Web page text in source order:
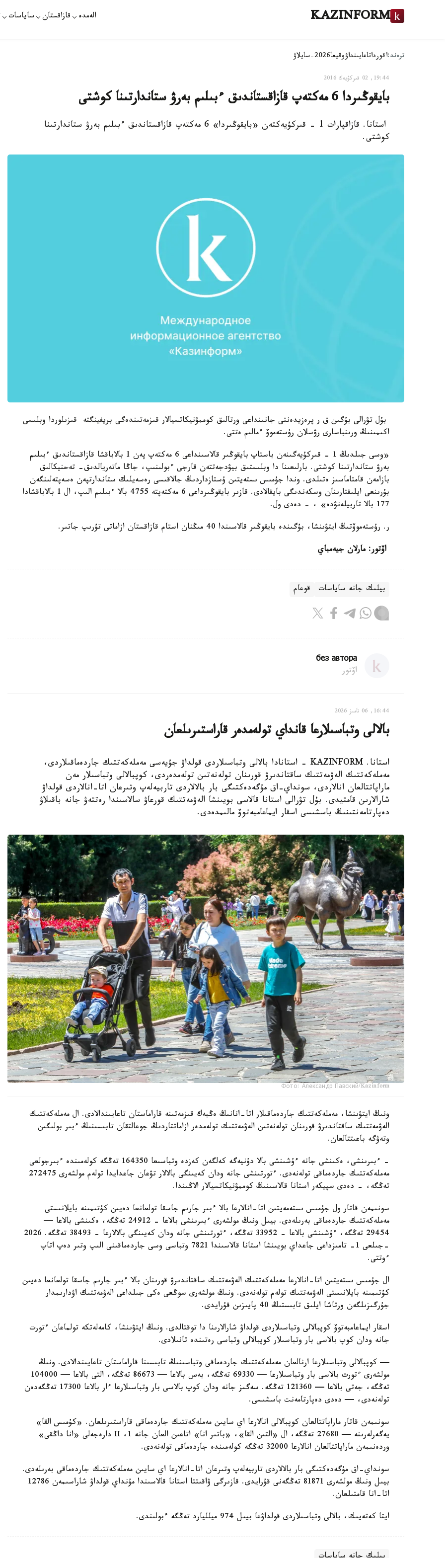
KAZINFORM الەمدە قازاقستان ساياسات
ترەند:اقورداتاعايىنداۋوقيعا2026-سايلاۋ
19:44, 02 قىركۇيەك 2016
بايقوڭىردا 6 مەكتەپ قازاقستاندىق ءبىلىم بەرۋ ستاندارتىنا كوشتى
استانا. قازاقپارات 1 - قىركۇيەكتەن «بايقوڭىردا» 6 مەكتەپ قازاقستاندىق ءبىلىم بەرۋ ستاندارتىنا
كوشتى.
بۇل تۋرالى بۇگىن ق ر پرەزيدەنتى جانىنداعى ورتالىق كوممۋنيكاتسيالار قىزمەتىندەگى بريفينگتە قىزىلوردا وبلىسى
اكىمىنىڭ ورىنباسارى رۋسلان رۇستەموۆ ءمالىم ەتتى.
«وسى جىلدىڭ 1 - قىركۇيەگىنەن باستاپ بايقوڭىر قالاسىنداعى 6 مەكتەپ پەن 1 بالاباقشا قازاقستاندىق ءبىلىم
بەرۋ ستاندارتىنا كوشتى. بارلىعىنا دا وبلىستىق بيۋدجەتتەن قارجى ءبولىنىپ، جاڭا ماتەريالدىق- تەحنيكالىق
بازامەن قامتاماسىز ەتىلدى. وندا جۇمىس ىستەيتىن ۇستازداردىڭ جالاقىسى رەسەيلىك ستاندارتپەن ەسەپتەلىنگەن
بۇرىنعى ايلىقتارىنان وسكەندىگى بايقالادى. قازىر بايقوڭىرداعى 6 مەكتەپتە 4755 بالا ءبىلىم الىپ، ال 1 بالاباقشادا
177 بالا تاربيلەنۋدە» ، - دەدى ول.
ر. رۇستەموۆتىڭ ايتۋىنشا، بۇگىندە بايقوڭىر قالاسىندا 40 مىڭنان استام قازاقستان ازاماتى تۇرىپ جاتىر.
اۆتور: مارلان جيەمباي
بيلىك جانە ساياسات قوعام
без автора
اۆتور
16:44, 06 تامىز 2026
بالالى وتباسىلارعا قانداي تولەمدەر قاراستىرىلعان
استانا. KAZINFORM - استانادا بالالى وتباسىلاردى قولداۋ جۇيەسى مەملەكەتتىك جاردەماقىلاردى،
مەملەكەتتىك الەۋمەتتىك ساقتاندىرۋ قورىنان تولەنەتىن تولەمدەردى، كوپبالالى وتباسىلار مەن
ماراپاتتالعان انالاردى، سونداي-اق مۇگەدەكتىگى بار بالالاردى تاربيەلەپ وتىرعان اتا-انالاردى قولداۋ
شارالارىن قامتيدى. بۇل تۋرالى استانا قالاسى بويىنشا الەۋمەتتىك قورعاۋ سالاسىندا رەتتەۋ جانە باقىلاۋ
دەپارتامەنتىنىڭ باسشىسى اسقار ايماعامبەتوۆ مالىمدەدى.
Фото: Александр Павский/Kazinform
ونىڭ ايتۋىنشا، مەملەكەتتىك جاردەماقىلار اتا-انانىڭ ەڭبەك قىزمەتىنە قاراماستان تاعايىندالادى. ال مەملەكەتتىك
الەۋمەتتىك ساقتاندىرۋ قورىنان تولەنەتىن الەۋمەتتىك تولەمدەر ازاماتتاردىڭ جوعالتقان تابىسىنىڭ ءبىر بولىگىن
وتەۋگە باعىتتالعان.
- ءبىرىنشى، ەكىنشى جانە ءۇشىنشى بالا دۇنيەگە كەلگەن كەزدە وتباسىعا 164350 تەڭگە كولەمىندە ءبىرجولعى
مەملەكەتتىك جاردەماقى تولەنەدى. ءتورتىنشى جانە ودان كەيىنگى بالالار تۋعان جاعدايدا تولەم مولشەرى 272475
تەڭگە، - دەدى سپيكەر استانا قالاسىنىڭ كوممۋنيكاتسيالار الاڭىندا.
سونىمەن قاتار ول جۇمىس ىستەمەيتىن اتا-انالارعا بالا ءبىر جارىم جاسقا تولعانعا دەيىن كۇتىمىنە بايلانىستى
مەملەكەتتىك جاردەماقى بەرىلەدى. بيىل ونىڭ مولشەرى ءبىرىنشى بالاعا - 24912 تەڭگە، ەكىنشى بالاعا —
29454 تەڭگە، ءۇشىنشى بالاعا - 33952 تەڭگە، ءتورتىنشى جانە ودان كەيىنگى بالالارعا - 38493 تەڭگە. 2026
-جىلعى 1- تامىزداعى جاعداي بويىنشا استانا قالاسىندا 7821 وتباسى وسى جاردەماقىنى الىپ وتىر دەپ اتاپ
ءوتتى.
ال جۇمىس ىستەيتىن اتا-انالارعا مەملەكەتتىك الەۋمەتتىك ساقتاندىرۋ قورىنان بالا ءبىر جارىم جاسقا تولعانعا دەيىن
كۇتىمىنە بايلانىستى الەۋمەتتىك تولەم تولەنەدى. ونىڭ مولشەرى سوڭعى ەكى جىلداعى الەۋمەتتىك اۋدارىمدار
جۇرگىزىلگەن ورتاشا ايلىق تابىستىڭ 40 پايىزىن قۇرايدى.
اسقار ايماعامبەتوۆ كوپبالالى وتباسىلاردى قولداۋ شارالارىنا دا توقتالدى. ونىڭ ايتۋىنشا، كامەلەتكە تولماعان ءتورت
جانە ودان كوپ بالاسى بار وتباسىلار كوپبالالى وتباسى رەتىندە تانىلادى.
— كوپبالالى وتباسىلارعا ارنالعان مەملەكەتتىك جاردەماقى وتباسىنىڭ تابىسىنا قاراماستان تاعايىندالادى. ونىڭ
مولشەرى ءتورت بالاسى بار وتباسىلارعا — 69330 تەڭگە، بەس بالاعا — 86673 تەڭگە، التى بالاعا — 104000
تەڭگە، جەتى بالاعا — 121360 تەڭگە. سەگىز جانە ودان كوپ بالاسى بار وتباسىلارعا ءار بالاعا 17300 تەڭگەدەن
تولەنەدى، — دەدى دەپارتامەنت باسشىسى.
سونىمەن قاتار ماراپاتتالعان كوپبالالى انالارعا اي سايىن مەملەكەتتىك جاردەماقى قاراستىرىلعان. «كۇمىس القا»
يەگەرلەرىنە — 27680 تەڭگە، ال «التىن القا»، «باتىر انا» اتاعىن العان جانە 1، II دارەجەلى «انا داڭقى»
وردەنىمەن ماراپاتتالعان انالارعا 32000 تەڭگە كولەمىندە جاردەماقى تولەنەدى.
سونداي-اق مۇگەدەكتىگى بار بالالاردى تاربيەلەپ وتىرعان اتا-انالارعا اي سايىن مەملەكەتتىك جاردەماقى بەرىلەدى.
بيىل ونىڭ مولشەرى 81871 تەڭگەنى قۇرايدى. قازىرگى ۋاقىتتا استانا قالاسىندا مۇنداي قولداۋ شاراسىمەن 12786
اتا-انا قامتىلعان.
ايتا كەتەيىك، بالالى وتباسىلاردى قولداۋعا بيىل 974 ميلليارد تەڭگە ءبولىندى.